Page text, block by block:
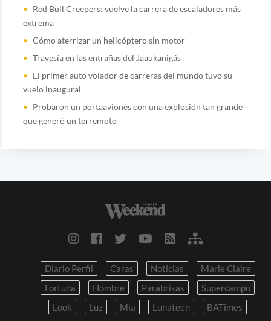
Red Bull Creepers: vuelve la carrera de escaladores más
extrema
Cómo aterrizar un helicóptero sin motor
Travesía en las entrañas del Jaaukanigás
El primer auto volador de carreras del mundo tuvo su
vuelo inaugural
Probaron un portaaviones con una explosión tan grande
que generó un terremoto
Diario Perfil Caras Noticias
Marie Claire
Fortuna
Hombre Parabrisas
Supercampo
Look
Luz Mia Lunateen BATimes